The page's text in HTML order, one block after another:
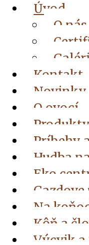
Úvod
O nás
Kontakt
Novinky
O ovocí
Produkty
Príbehy
Hudba
Eko
Na
Kôň a
Výcvik a